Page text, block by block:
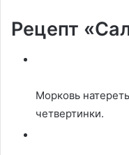
Рецепт
Морковь
четвертинки.